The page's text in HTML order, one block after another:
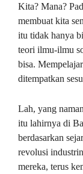
Kita? Mana?
membuat kita
itu tidak hanya
teori ilmu-ilmu
bisa.
ditempatkan
Lah, yang
itu lahirnya di
berdasarkan
revolusi
mereka, terus